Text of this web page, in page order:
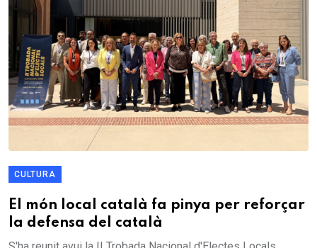
CULTURA
El món local català fa pinya per reforçar
la defensa del català